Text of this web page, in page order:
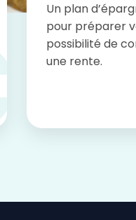
Un plan
pour préparer
possibilité de
une rente.